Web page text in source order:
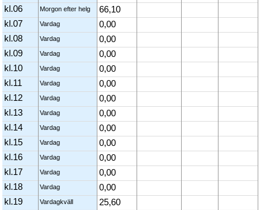
kl.06
Morgon efter helg
66,10
kl.07
Vardag
0,00
kl.08
Vardag
0,00
kl.09
Vardag
0,00
kl.10
Vardag
0,00
kl.11
Vardag
0,00
kl.12
Vardag
0,00
kl.13
Vardag
0,00
kl.14
Vardag
0,00
kl.15
Vardag
0,00
kl.16
Vardag
0,00
kl.17
Vardag
0,00
kl.18
Vardag
0,00
kl.19
Vardagkväll
25,60